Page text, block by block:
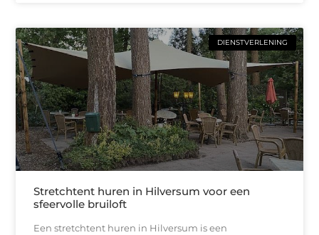
DIENSTVERLENING
Stretchtent huren in Hilversum voor een
sfeervolle bruiloft
Een stretchtent huren in Hilversum is een